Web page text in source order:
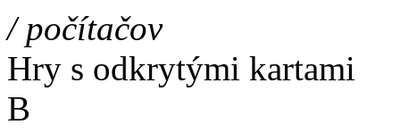
/ počítačov
Hry s odkrytými kartami
B